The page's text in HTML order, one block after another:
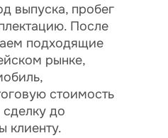
выпуска, пробег
После
подходящие
рынке,
стоимость
до
клиенту.